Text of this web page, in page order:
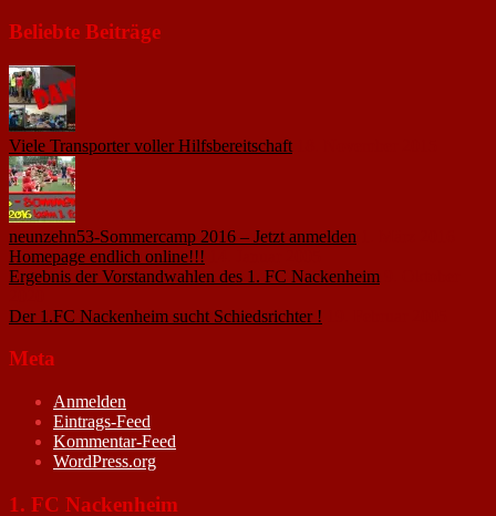
Beliebte Beiträge
Viele Transporter voller Hilfsbereitschaft
neunzehn53-Sommercamp 2016 – Jetzt anmelden
Homepage endlich online!!!
Ergebnis der Vorstandwahlen des 1. FC Nackenheim
Der 1.FC Nackenheim sucht Schiedsrichter !
Meta
Anmelden
Eintrags-Feed
Kommentar-Feed
WordPress.org
1. FC Nackenheim